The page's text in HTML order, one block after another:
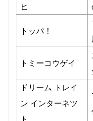
ヒ
トッパ！
トミーコウゲイ
ドリーム トレイ
ン インターネツ